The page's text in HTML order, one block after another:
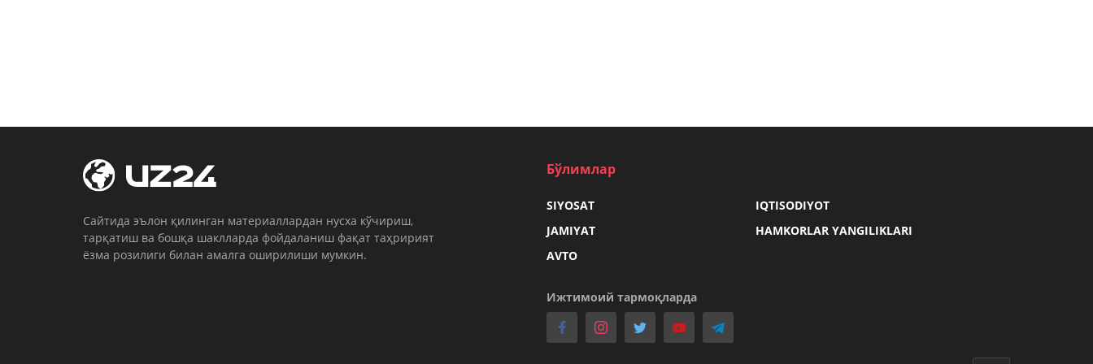
Cайтида эълон қилинган материаллардан нусха кўчириш,
тарқатиш ва бошқа шаклларда фойдаланиш фақат таҳририят
ёзма розилиги билан амалга оширилиши мумкин.
Бўлимлар
SIYOSAT
IQTISODIYOT
JAMIYAT
HAMKORLAR YANGILIKLARI
AVTO
Ижтимоий тармоқларда